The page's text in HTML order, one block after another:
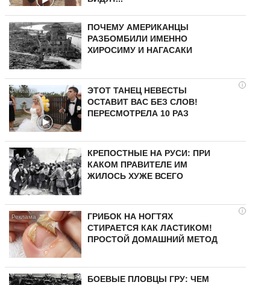
ПОЧЕМУ АМЕРИКАНЦЫ
РАЗБОМБИЛИ ИМЕННО
ХИРОСИМУ И НАГАСАКИ
i
ЭТОТ ТАНЕЦ НЕВЕСТЫ
ОСТАВИТ ВАС БЕЗ СЛОВ!
ПЕРЕСМОТРЕЛА 10 РАЗ
КРЕПОСТНЫЕ НА РУСИ: ПРИ
КАКОМ ПРАВИТЕЛЕ ИМ
ЖИЛОСЬ ХУЖЕ ВСЕГО
i
ГРИБОК НА НОГТЯХ
СТИРАЕТСЯ КАК ЛАСТИКОМ!
ПРОСТОЙ ДОМАШНИЙ МЕТОД
БОЕВЫЕ ПЛОВЦЫ ГРУ: ЧЕМ